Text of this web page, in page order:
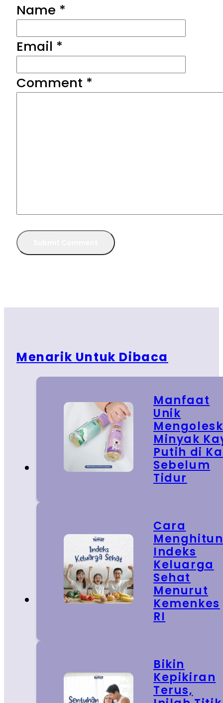
Name *
Email *
Comment *
Menarik Untuk Dibaca
Manfaat
Unik
Minyak
Putih di
Sebelum
Tidur
Cara
Indeks
Keluarga
Sehat
Menurut
Kemenkes
RI
Bikin
Kepikiran
Terus,